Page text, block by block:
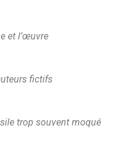
et l’œuvre
fictifs
trop souvent moqué